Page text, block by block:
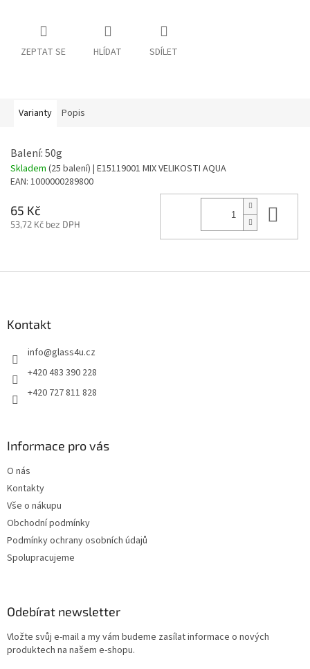
ZEPTAT SE HLÍDAT SDÍLET
Varianty Popis
Balení: 50g
Skladem (25 balení) | E15119001 MIX VELIKOSTI AQUA
EAN: 1000000289800
65 Kč
53,72 Kč bez DPH
Kontakt
info@glass4u.cz
+420 483 390 228
+420 727 811 828
Informace pro vás
O nás
Kontakty
Vše o nákupu
Obchodní podmínky
Podmínky ochrany osobních údajů
Spolupracujeme
Odebírat newsletter
Vložte svůj e-mail a my vám budeme zasílat informace o nových
produktech na našem e-shopu.